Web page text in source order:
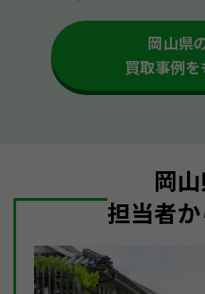
岡山県
買取事例
岡
担当者